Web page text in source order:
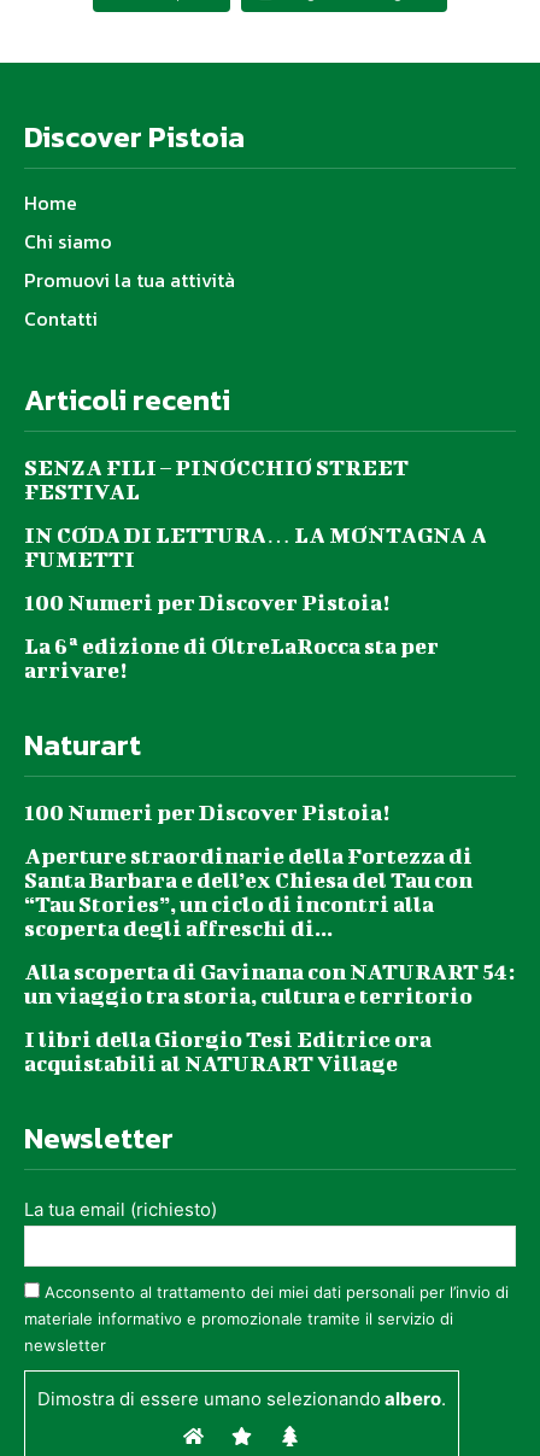
Discover Pistoia
Home
Chi siamo
Promuovi la tua attività
Contatti
Articoli recenti
SENZA FILI – PINOCCHIO STREET
FESTIVAL
IN CODA DI LETTURA… LA MONTAGNA A
FUMETTI
100 Numeri per Discover Pistoia!
La 6ª edizione di OltreLaRocca sta per
arrivare!
Naturart
100 Numeri per Discover Pistoia!
Aperture straordinarie della Fortezza di
Santa Barbara e dell’ex Chiesa del Tau con
“Tau Stories”, un ciclo di incontri alla
scoperta degli affreschi di...
Alla scoperta di Gavinana con NATURART 54:
un viaggio tra storia, cultura e territorio
I libri della Giorgio Tesi Editrice ora
acquistabili al NATURART Village
Newsletter
La tua email (richiesto)
Acconsento al trattamento dei miei dati personali per l’invio di
materiale informativo e promozionale tramite il servizio di
newsletter
Dimostra di essere umano selezionandoalbero.